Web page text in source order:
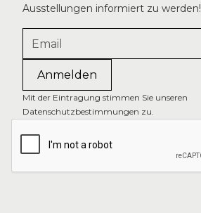
Ausstellungen informiert zu werden!
Mit der Eintragung stimmen Sie unseren
Datenschutzbestimmungen zu.